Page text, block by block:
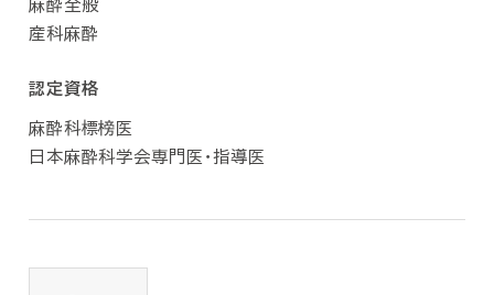
麻酔全般
産科麻酔
認定資格
麻酔科標榜医
日本麻酔科学会専門医・指導医